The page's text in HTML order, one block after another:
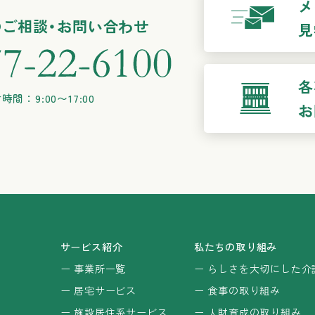
相談・お問い合わせ
間：9:00〜17:00
サービス紹介
事業所一覧
居宅サービス
施設居住系サービス
私たちの取り組み
らしさを大切にした介
食事の取り組み
人財育成の取り組み